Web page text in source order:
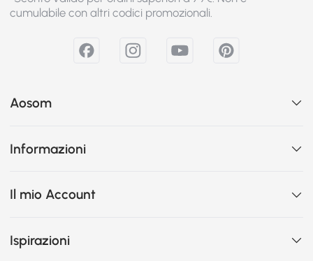
cumulabile con altri codici promozionali.
Aosom
Informazioni
Il mio Account
Ispirazioni